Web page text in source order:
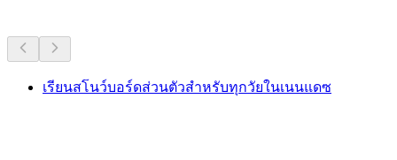
เรียนสโนว์บอร์ดส่วนตัวสำหรับทุกวัยในเนนแดซ